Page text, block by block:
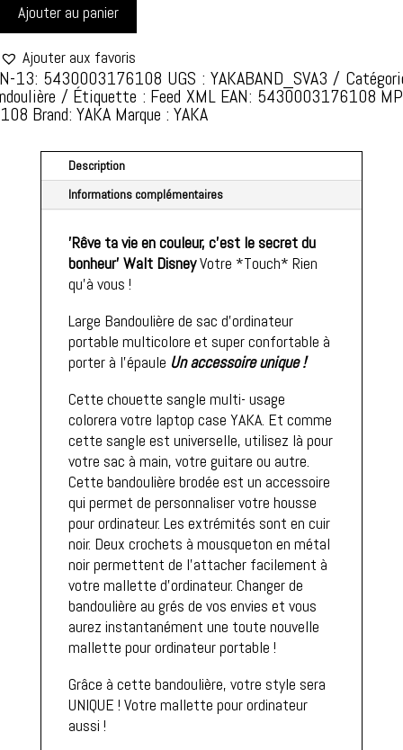
BANDOULIÈRE
STYLE
ET
RAFINEMENT
-
TAILLE
Ajouter au panier
Ajouter aux favoris
13: 5430003176108 UGS : YAKABAND_SVA3
Étiquette : Feed XML EAN: 5430003176108
Brand: YAKA Marque : YAKA
Description
Informations complémentaires
'Rêve ta vie en couleur, c’est le secret du
bonheur' Walt DisneyVotre *Touch* Rien
qu’à vous !
Large Bandoulière de sac d’ordinateur
portable multicolore et super confortable à
porter à l’épaule Un accessoire unique !
Cette chouette sangle multi- usage
colorera votre laptop case YAKA. Et comme
cette sangle est universelle, utilisez là pour
votre sac à main, votre guitare ou autre.
Cette bandoulière brodée est un accessoire
qui permet de personnaliser votre housse
pour ordinateur. Les extrémités sont en cuir
noir. Deux crochets à mousqueton en métal
noir permettent de l’attacher facilement à
votre mallette d’ordinateur. Changer de
bandoulière au grés de vos envies et vous
aurez instantanément une toute nouvelle
mallette pour ordinateur portable !
Grâce à cette bandoulière, votre style sera
UNIQUE ! Votre mallette pour ordinateur
aussi !